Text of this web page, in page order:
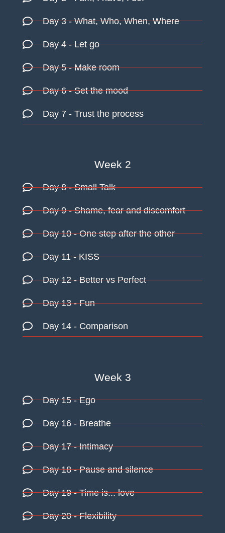
Day 3- What, Who, When, Where
Day 4- Let go
Day 5- Make room
Day 6- Set the mood
Day 7 - Trust the process
Week 2
Day 8- Small Talk
Day 9- Shame, fear and discomfort
Day 10- One step after the other
Day 11- KISS
Day 12- Better vs Perfect
Day 13- Fun
Day 14- Comparison
Week 3
Day 15- Ego
Day 16- Breathe
Day 17- Intimacy
Day 18- Pause and silence
Day 19- Time is... love
Day 20- Flexibility